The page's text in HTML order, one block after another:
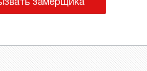
замерщика